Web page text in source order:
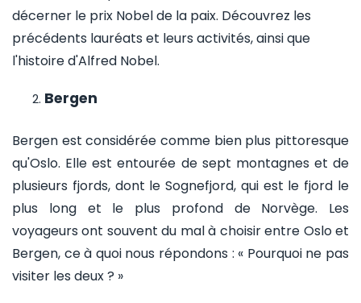
décerner le prix Nobel de la paix. Découvrez les
précédents lauréats et leurs activités, ainsi que
l'histoire d'Alfred Nobel.
Bergen
Bergen est considérée comme bien plus pittoresque
qu'Oslo. Elle est entourée de sept montagnes et de
plusieurs fjords, dont le Sognefjord, qui est le fjord le
plus long et le plus profond de Norvège. Les
voyageurs ont souvent du mal à choisir entre Oslo et
Bergen, ce à quoi nous répondons : « Pourquoi ne pas
visiter les deux ? »